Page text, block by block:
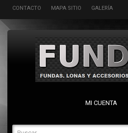
CONTACTO MAPA SITIO GALERÍA
MI CUENTA